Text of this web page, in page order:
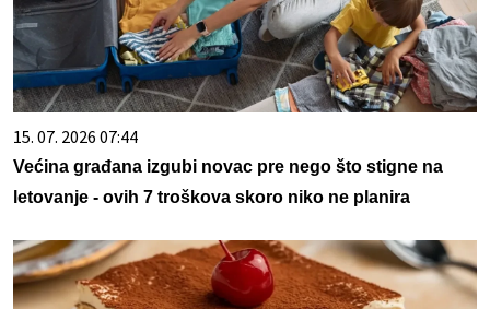
15. 07. 2026 07:44
Većina građana izgubi novac pre nego što stigne na
letovanje - ovih 7 troškova skoro niko ne planira